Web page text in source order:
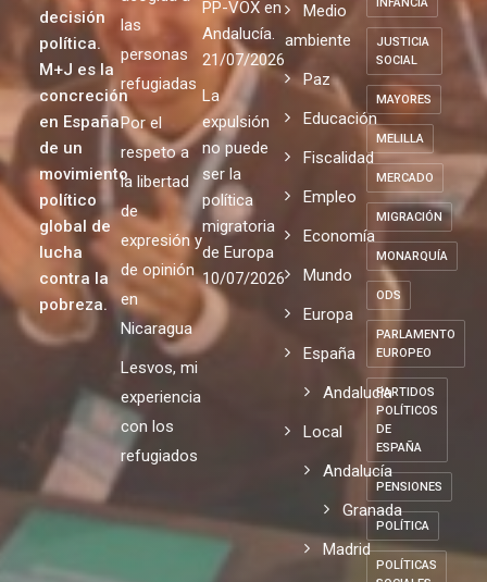
decisión
política.
M+J es la
concreción
en España
de un
movimiento
político
global de
lucha
contra la
pobreza.
las
personas
refugiadas
Por el
respeto a
la libertad
de
expresión y
de opinión
en
Nicaragua
Lesvos, mi
experiencia
con los
refugiados
PP-VOX en
Andalucía.
21/07/2026
La
expulsión
no puede
ser la
política
migratoria
de Europa
10/07/2026
Medio
ambiente
Paz
Educación
Fiscalidad
Empleo
Economía
Mundo
Europa
España
Andalucia
Local
Andalucía
Granada
Madrid
JUSTICIA
SOCIAL
MAYORES
MELILLA
MERCADO
MIGRACIÓN
MONARQUÍA
ODS
PARLAMENTO
EUROPEO
PARTIDOS
POLÍTICOS
DE
ESPAÑA
PENSIONES
POLÍTICA
POLÍTICAS